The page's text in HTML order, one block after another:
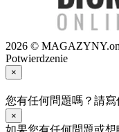
2026 ©
Potwierdzenie
×
您有任何問題嗎？請寫
×
如果您有任何問題或